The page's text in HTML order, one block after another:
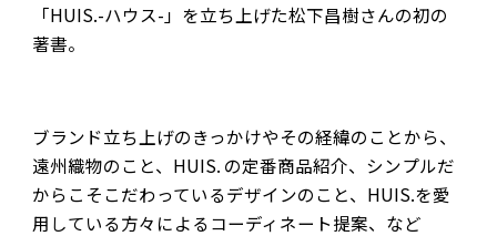
「HUIS.-ハウス-」を立ち上げた松下昌樹さんの初の
著書。
ブランド立ち上げのきっかけやその経緯のことから、
遠州織物のこと、HUIS. の定番商品紹介、シンプルだ
からこそこだわっているデザインのこと、HUIS.を愛
用している方々によるコーディネート提案、など